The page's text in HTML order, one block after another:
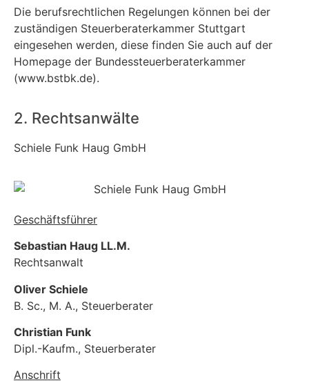
Die berufsrechtlichen Regelungen können bei der
zuständigen Steuerberaterkammer Stuttgart
eingesehen werden, diese finden Sie auch auf der
Homepage der Bundessteuerberaterkammer
(www.bstbk.de).
2. Rechtsanwälte
Schiele Funk Haug GmbH
Geschäftsführer
Sebastian Haug LL.M.
Rechtsanwalt
Oliver Schiele
B. Sc., M. A., Steuerberater
Christian Funk
Dipl.-Kaufm., Steuerberater
Anschrift